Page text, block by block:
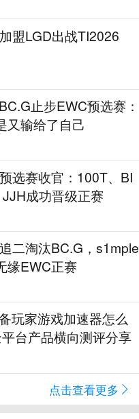
盟LGD出战TI2026
止步EWC预选赛：
又输给了自己
选赛收官：100T、BI
成功晋级正赛
二淘汰BC.G，s1mple
缘EWC正赛
玩家游戏加速器怎么
台产品横向测评分享
点击查看更多